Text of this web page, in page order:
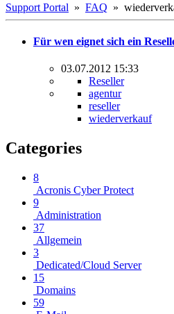
Support Portal » FAQ »
Für wen eignet sich ein
03.07.2012 15:33
Reseller
agentur
reseller
wiederverkauf
Categories
8
Acronis Cyber Protect
9
Administration
37
Allgemein
3
Dedicated/Cloud Server
15
Domains
59